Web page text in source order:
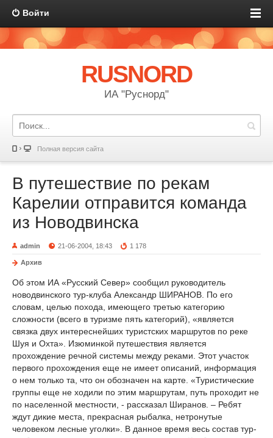
Войти
RUSNORD
ИА "Руснорд"
Полная версия сайта
В путешествие по рекам
Карелии отправится команда
из Новодвинска
admin 21-06-2004, 18:43 1 178
Архив
Об этом ИА «Русский Север» сообщил руководитель
новодвинского тур-клуба Александр ШИРАНОВ. По его
словам, целью похода, имеющего третью категорию
сложности (всего в туризме пять категорий), «является
связка двух интереснейших туристских маршрутов по реке
Шуя и Охта». Изюминкой путешествия является
прохождение речной системы между реками. Этот участок
первого прохождения еще не имеет описаний, информация
о нем только та, что он обозначен на карте. «Туристические
группы еще не ходили по этим маршрутам, путь проходит не
по населенной местности, - рассказал Ширанов. – Ребят
ждут дикие места, прекрасная рыбалка, нетронутые
человеком лесные уголки». В данное время весь состав тур-